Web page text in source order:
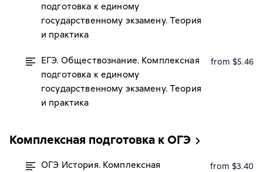
подготовка к единому
государственному экзамену. Теория
и практика
ЕГЭ. Обществознание. Комплексная
подготовка к единому
государственному экзамену. Теория
и практика
from $5.46
Комплексная подготовка к ОГЭ
ОГЭ История. Комплексная
from $3.40